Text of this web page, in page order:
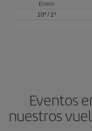
Enero
10º / 1º
Eventos
nuestros